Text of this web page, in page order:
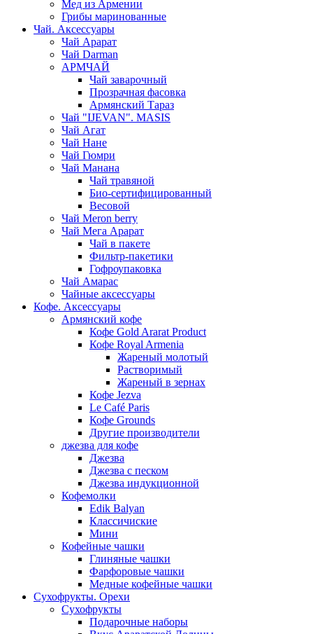
Мед из Армении
Грибы маринованные
Чай. Аксессуары
Чай Арарат
Чай Darman
АРМЧАЙ
Чай заварочный
Прозрачная фасовка
Армянский Тараз
Чай "IJEVAN". MASIS
Чай Агат
Чай Нане
Чай Гюмри
Чай Манана
Чай травяной
Био-сертифицированный
Весовой
Чай Meron berry
Чай Мега Арарат
Чай в пакете
Фильтр-пакетики
Гофроупаковка
Чай Амарас
Чайные аксессуары
Кофе. Аксессуары
Армянский кофе
Кофе Gold Ararat Product
Кофе Royal Armenia
Жареный молотый
Растворимый
Жареный в зернах
Кофе Jezva
Le Café Paris
Кофе Grounds
Другие производители
джезва для кофе
Джезва
Джезва с песком
Джезва индукционной
Кофемолки
Edik Balyan
Классичиские
Мини
Кофейные чашки
Глиняные чашки
Фарфоровые чашки
Медные кофейные чашки
Сухофрукты. Орехи
Сухофрукты
Подарочные наборы